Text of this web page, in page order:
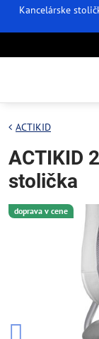
Kancelárske
doprava v cene
ACTIKID
ACTIKID
stolička